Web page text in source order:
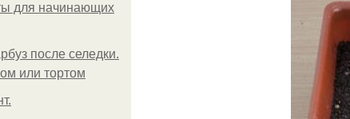
для начинающих
после селедки.
или тортом